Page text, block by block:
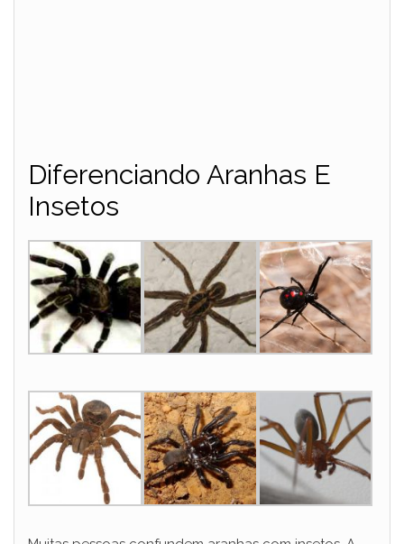
Diferenciando Aranhas E
Insetos